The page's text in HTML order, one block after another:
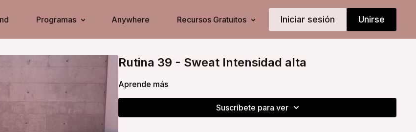
Programas Anywhere Recursos Gratuitos Iniciar sesión Unirse
Rutina 39 - Sweat Intensidad alta
Aprende más
Suscríbete para ver